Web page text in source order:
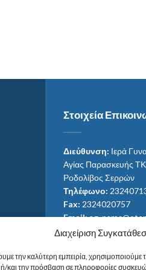
Διαχείριση
την καλύτερη εμπειρία, χρησιμοποιούμε
και την πρόσβαση σε πληροφορίες
Στοιχεία
Διεύθυνση: Ιερά
Αγίας Παρασκευής
Ροδολίβος Σερρών
Τηλέφωνο:
Fax: 2324020757
Email:
Email:info@im-
Από ανατολή έως και